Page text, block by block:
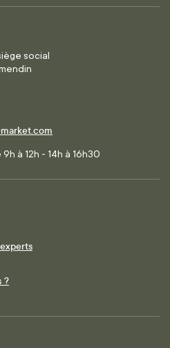
social
à 12h - 14h à 16h30
?